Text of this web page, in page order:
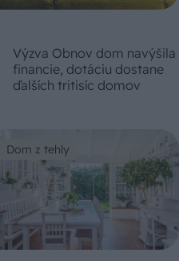
Výzva Obnov dom navýšila
financie, dotáciu dostane
ďalších tritisíc domov
Dom z tehly